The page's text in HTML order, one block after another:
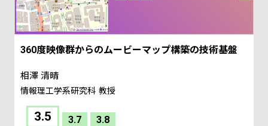
360度映像群からのムービーマップ構築の技術基盤
相澤 清晴
情報理工学系研究科 教授
3.5 3.7 3.8